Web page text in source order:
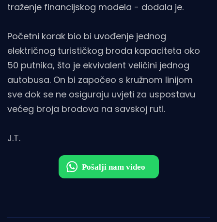
traženje financijskog modela - dodala je.
Početni korak bio bi uvođenje jednog
električnog turističkog broda kapaciteta oko
50 putnika, što je ekvivalent veličini jednog
autobusa. On bi započeo s kružnom linijom
sve dok se ne osiguraju uvjeti za uspostavu
većeg broja brodova na savskoj ruti.
J.T.